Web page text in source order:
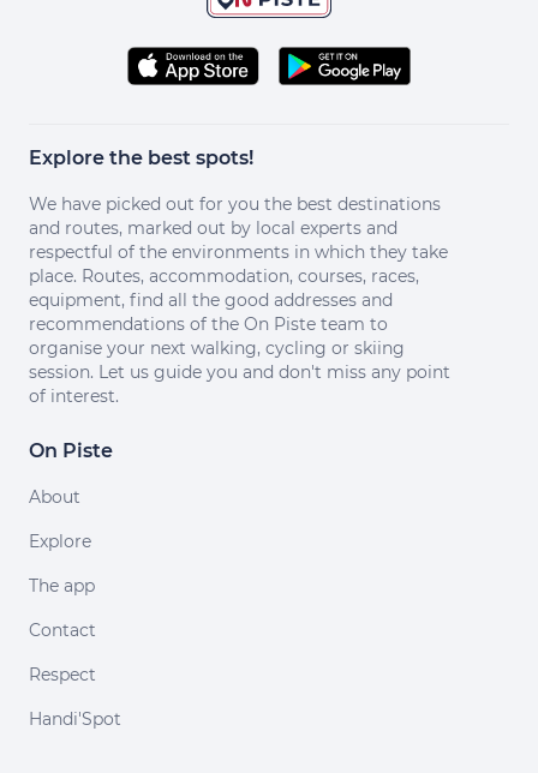
Explore the best spots!
We have picked out for you the best destinations
and routes, marked out by local experts and
respectful of the environments in which they take
place. Routes, accommodation, courses, races,
equipment, find all the good addresses and
recommendations of the On Piste team to
organise your next walking, cycling or skiing
session. Let us guide you and don't miss any point
of interest.
On Piste
About
Explore
The app
Contact
Respect
Handi'Spot